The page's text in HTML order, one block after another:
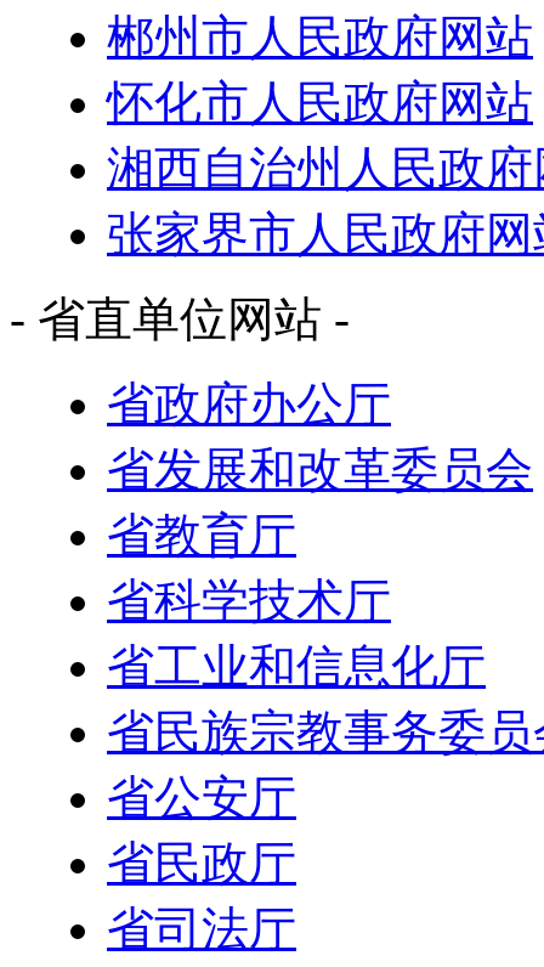
郴州市人民政府网站
怀化市人民政府网站
湘西自治州人民政
张家界市人民政府网
- 省直单位网站 -
省政府办公厅
省发展和改革委员会
省教育厅
省科学技术厅
省工业和信息化厅
省民族宗教事务委员
省公安厅
省民政厅
省司法厅